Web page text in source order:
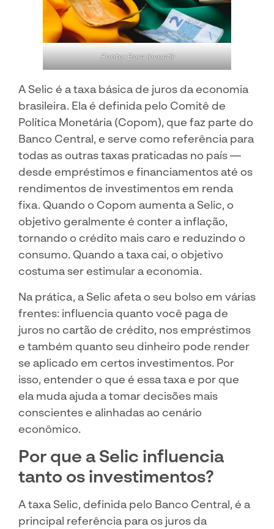
Fonte: Bora Investir
A Selic é a taxa básica de juros da economia
brasileira. Ela é definida pelo Comitê de
Política Monetária (Copom), que faz parte do
Banco Central, e serve como referência para
todas as outras taxas praticadas no país —
desde empréstimos e financiamentos até os
rendimentos de investimentos em renda
fixa. Quando o Copom aumenta a Selic, o
objetivo geralmente é conter a inflação,
tornando o crédito mais caro e reduzindo o
consumo. Quando a taxa cai, o objetivo
costuma ser estimular a economia.
Na prática, a Selic afeta o seu bolso em várias
frentes: influencia quanto você paga de
juros no cartão de crédito, nos empréstimos
e também quanto seu dinheiro pode render
se aplicado em certos investimentos. Por
isso, entender o que é essa taxa e por que
ela muda ajuda a tomar decisões mais
conscientes e alinhadas ao cenário
econômico.
Por que a Selic influencia
tanto os investimentos?
A taxa Selic, definida pelo Banco Central, é a
principal referência para os juros da